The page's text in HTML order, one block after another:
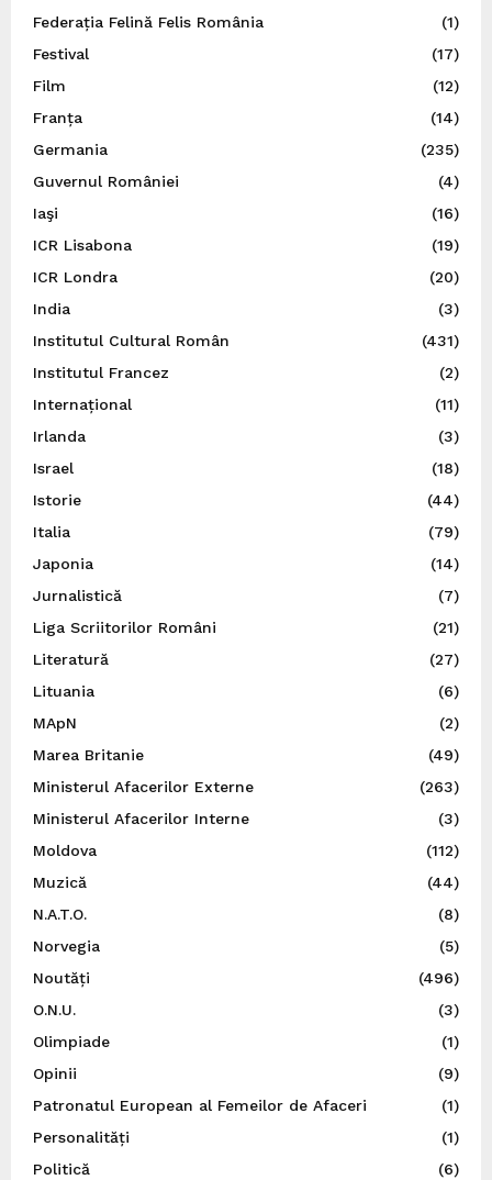
Federația Felină Felis România
(1)
Festival
(17)
Film
(12)
Franța
(14)
Germania
(235)
Guvernul României
(4)
Iaşi
(16)
ICR Lisabona
(19)
ICR Londra
(20)
India
(3)
Institutul Cultural Român
(431)
Institutul Francez
(2)
Internațional
(11)
Irlanda
(3)
Israel
(18)
Istorie
(44)
Italia
(79)
Japonia
(14)
Jurnalistică
(7)
Liga Scriitorilor Români
(21)
Literatură
(27)
Lituania
(6)
MApN
(2)
Marea Britanie
(49)
Ministerul Afacerilor Externe
(263)
Ministerul Afacerilor Interne
(3)
Moldova
(112)
Muzică
(44)
N.A.T.O.
(8)
Norvegia
(5)
Noutăți
(496)
O.N.U.
(3)
Olimpiade
(1)
Opinii
(9)
Patronatul European al Femeilor de Afaceri
(1)
Personalități
(1)
Politică
(6)